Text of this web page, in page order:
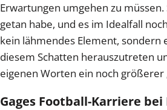
Erwartungen umgehen zu müssen.
getan habe, und es im Idealfall
kein lähmendes Element, sondern
diesem Schatten herauszutreten
eigenen Worten ein noch größerer
Gages Football-Karriere bei